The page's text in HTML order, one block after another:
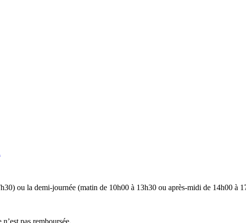
ou la demi-journée (matin de 10h00 à 13h30 ou après-midi de 14h00 à
pas remboursée.